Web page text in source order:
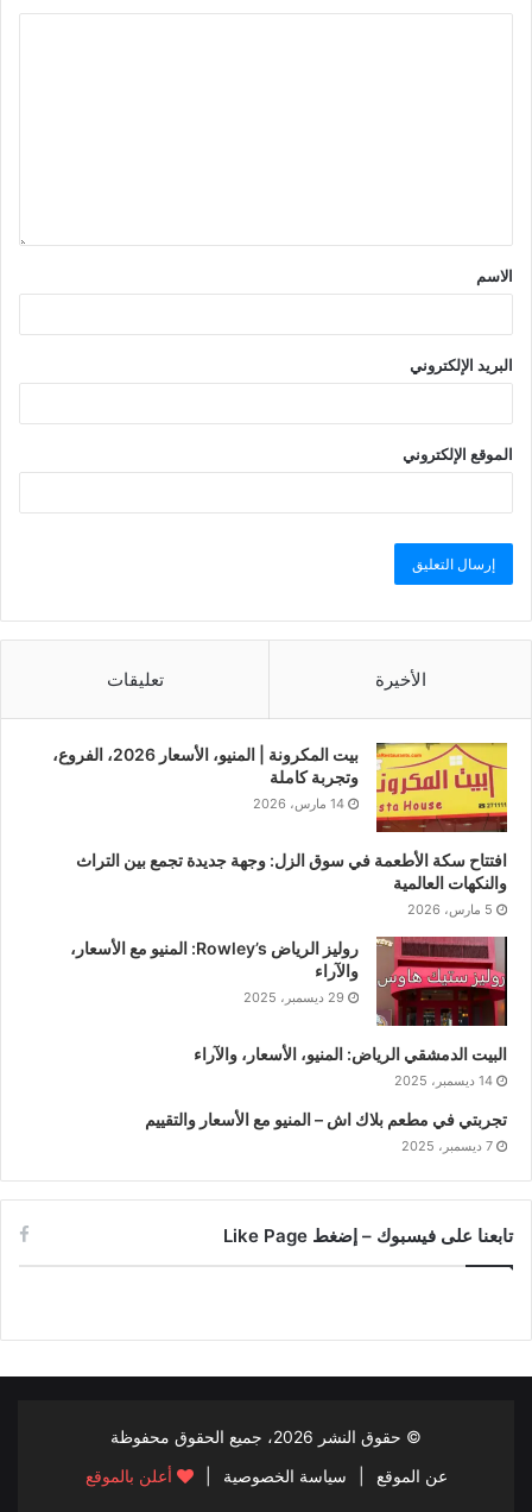
الاسم
البريد الإلكتروني
الموقع الإلكتروني
الأخيرة تعليقات
بيت المكرونة | المنيو، الأسعار 2026، الفروع،
وتجربة كاملة
14 مارس، 2026
افتتاح سكة الأطعمة في سوق الزل: وجهة جديدة تجمع بين التراث
والنكهات العالمية
5 مارس، 2026
روليز الرياض Rowley’s: المنيو مع الأسعار،
والآراء
29 ديسمبر، 2025
البيت الدمشقي الرياض: المنيو، الأسعار، والآراء
14 ديسمبر، 2025
تجربتي في مطعم بلاك اش – المنيو مع الأسعار والتقييم
7 ديسمبر، 2025
تابعنا على فيسبوك – إضغط Like Page
© حقوق النشر 2026، جميع الحقوق محفوظة
عن الموقع
سياسة الخصوصية أعلن بالموقع